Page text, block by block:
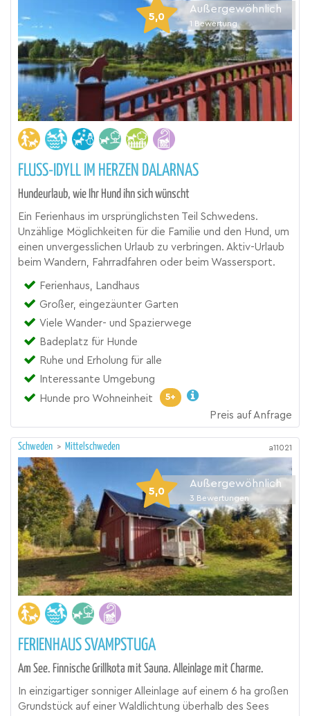
5,0
Außergewöhnlich
1 Bewertung
FLUSS-IDYLL IM HERZEN DALARNAS
Hundeurlaub, wie Ihr Hund ihn sich wünscht
Ein Ferienhaus im ursprünglichsten Teil Schwedens.
Unzählige Möglichkeiten für die Familie und den Hund, um
einen unvergesslichen Urlaub zu verbringen. Aktiv-Urlaub
beim Wandern, Fahrradfahren oder beim Wassersport.
Ferienhaus, Landhaus
Großer, eingezäunter Garten
Viele Wander- und Spazierwege
Badeplatz für Hunde
Ruhe und Erholung für alle
Interessante Umgebung
Hunde pro Wohneinheit
5+
Preis auf Anfrage
Schweden > Mittelschweden a11021
5,0
Außergewöhnlich
3 Bewertungen
FERIENHAUS SVAMPSTUGA
Am See. Finnische Grillkota mit Sauna. Alleinlage mit Charme.
In einzigartiger sonniger Alleinlage auf einem 6 ha großen
Grundstück auf einer Waldlichtung überhalb des Sees